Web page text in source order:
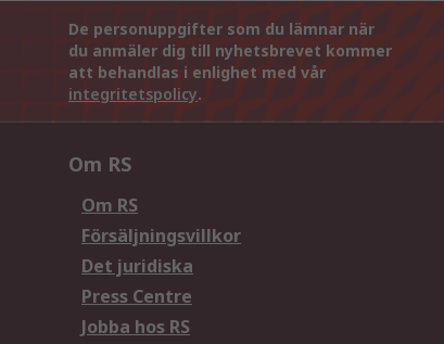
De personuppgifter som du lämnar när
du anmäler dig till nyhetsbrevet kommer
att behandlas i enlighet med vår
integritetspolicy.
Om RS
Om RS
Försäljningsvillkor
Det juridiska
Press Centre
Jobba hos RS